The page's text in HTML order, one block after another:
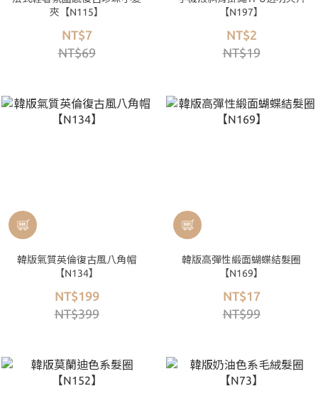
夾【N115】
NT$7
NT$69
【N197】
NT$2
NT$19
韓版氣質英倫復古風八角帽
【N134】
NT$199
NT$399
韓版高彈性緞面蝴蝶結髮圈
【N169】
NT$17
NT$99